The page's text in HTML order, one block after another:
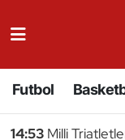
Futbol
14:53 Milli